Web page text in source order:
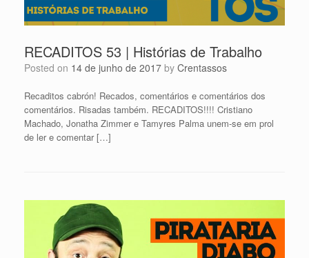
RECADITOS 53 | Histórias de Trabalho
Posted on 14 de junho de 2017 by Crentassos
Recaditos cabrón! Recados, comentários e comentários dos
comentários. Risadas também. RECADITOS!!!! Cristiano
Machado, Jonatha Zimmer e Tamyres Palma unem-se em prol
de ler e comentar […]